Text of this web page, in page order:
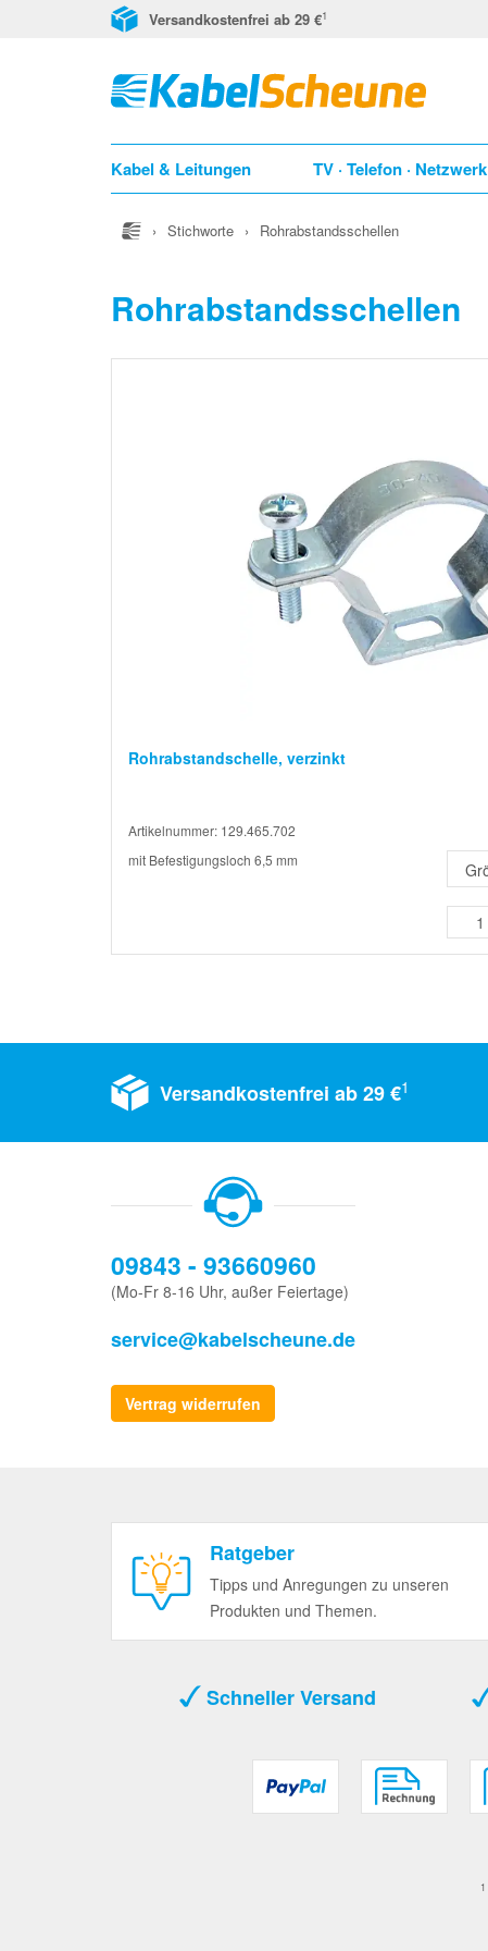
Versandkostenfrei ab 29 €1
Kabel & Leitungen TV · Telefon · Netzwerk
› Stichworte › Rohrabstandsschellen
Rohrabstandsschellen
Rohrabstandschelle, verzinkt
Artikelnummer: 129.465.702
mit Befestigungsloch 6,5 mm
Versandkostenfrei ab 29 €1
09843 - 93660960
(Mo-Fr 8-16 Uhr, außer Feiertage)
service@kabelscheune.de
Vertrag widerrufen
Ratgeber
Tipps und Anregungen zu unseren
Produkten und Themen.
Schneller Versand
1